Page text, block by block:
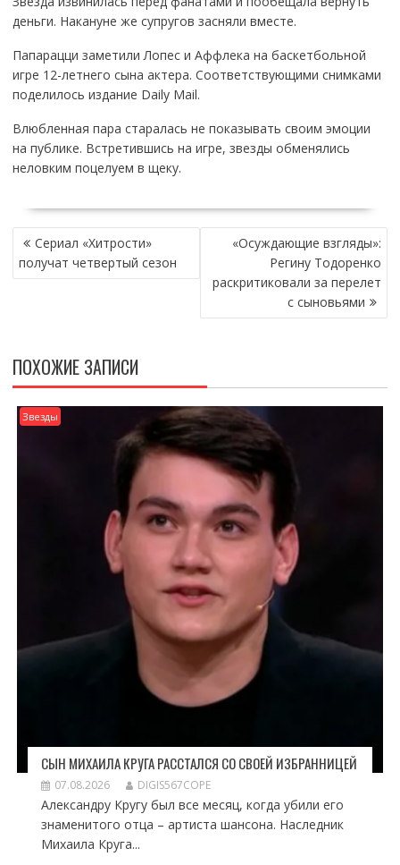
деньги. Накануне же супругов засняли вместе.
Папарацци заметили Лопес и Аффлека на баскетбольной
игре 12-летнего сына актера. Соответствующими снимками
поделилось издание Daily Mail.
Влюбленная пара старалась не показывать своим эмоции
на публике. Встретившись на игре, звезды обменялись
неловким поцелуем в щеку.
НАВИГАЦИЯ
ПО
ЗАПИСЯМ
Сериал «Хитрости»
получат четвертый сезон
«Осуждающие взгляды»:
Регину Тодоренко
раскритиковали за перелет
с сыновьями
ПОХОЖИЕ ЗАПИСИ
Звезды
СЫН МИХАИЛА КРУГА РАССТАЛСЯ СО СВОЕЙ ИЗБРАННИЦЕЙ
07.08.2026 DIGIS567COPE
Александру Кругу был все месяц, когда убили его
знаменитого отца – артиста шансона. Наследник
Михаила Круга...